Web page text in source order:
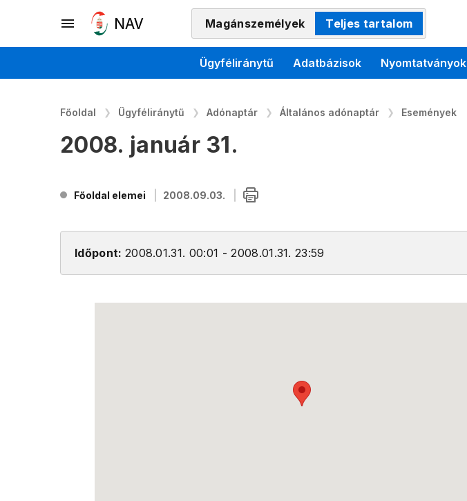
Magánszemélyek Teljes tartalom
Ügyféliránytű Adatbázisok Nyomtatványok
Főoldal Ügyféliránytű Adónaptár Általános adónaptár Események
2008. január 31.
Főoldal elemei 2008.09.03.
Időpont: 2008.01.31. 00:01 - 2008.01.31. 23:59